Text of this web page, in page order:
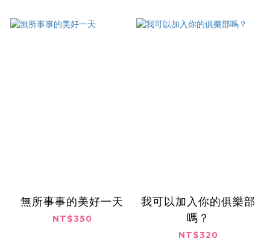
無所事事的美好一天
NT$350
我可以加入你的俱樂部
嗎？
NT$320